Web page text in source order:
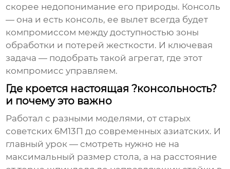
скорее недопонимание его природы. Консоль
— она и есть консоль, ее вылет всегда будет
компромиссом между доступностью зоны
обработки и потерей жесткости. И ключевая
задача — подобрать такой агрегат, где этот
компромисс управляем.
Где кроется настоящая ?консольность?
и почему это важно
Работал с разными моделями, от старых
советских 6М13П до современных азиатских. И
главный урок — смотреть нужно не на
максимальный размер стола, а на расстояние